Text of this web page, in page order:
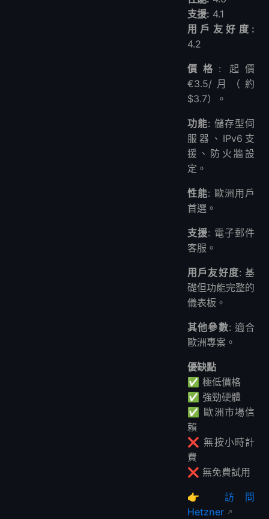
支援: 4.1
用戶友好度:
4.2
價格 : 起價
€3.5/月（約
$3.7）。
功能: 儲存型伺
服器、IPv6支
援、防火牆設
定。
性能: 歐洲用戶
首選。
支援: 電子郵件
客服。
用戶友好度: 基
礎但功能完整的
儀表板。
其他參數: 適合
歐洲專案。
優缺點
✅ 極低價格
✅ 強勁硬體
✅ 歐洲市場信
賴
❌ 無按小時計
費
❌ 無免費試用
👉 訪問
Hetzner